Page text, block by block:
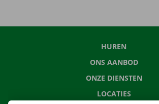
HUREN
ONS AANBOD
ONZE DIENSTEN
LOCATIES